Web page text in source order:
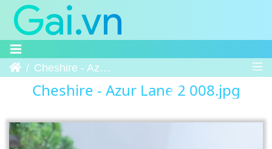
Trang chủCheshire - Azur Lane 2 008
Cheshire - Azur Lane 2 008.jpg